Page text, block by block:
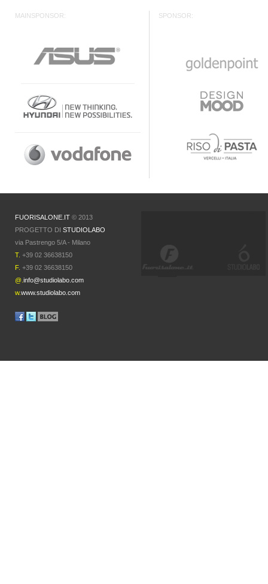
MAINSPONSOR: SPONSOR:
FUORISALONE.IT © 2013
PROGETTO DI STUDIOLABO
via Pastrengo 5/A - Milano
T. +39 02 36638150
F. +39 02 36638150
@. info@studiolabo.com
w.www.studiolabo.com